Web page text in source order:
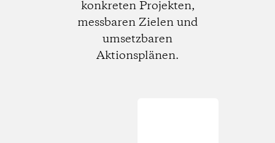
konkreten Projekten,
messbaren Zielen und
umsetzbaren
Aktionsplänen.